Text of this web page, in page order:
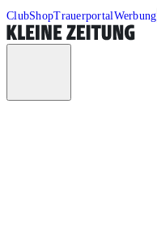
ClubShopTrauerportalWerbung